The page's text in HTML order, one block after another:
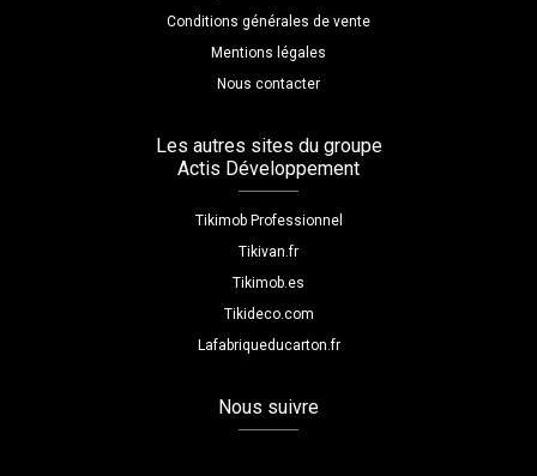
Conditions générales de vente
Mentions légales
Nous contacter
Les autres sites du groupe
Actis Développement
Tikimob Professionnel
Tikivan.fr
Tikimob.es
Tikideco.com
Lafabriqueducarton.fr
Nous suivre